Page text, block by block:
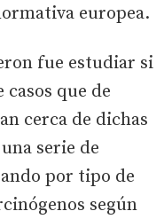
europea.
fue estudiar si
que de
cerca de dichas
serie de
por tipo de
según